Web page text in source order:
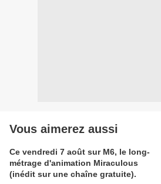
Vous aimerez aussi
Ce vendredi 7 août sur M6, le long-
métrage d'animation Miraculous
(inédit sur une chaîne gratuite).